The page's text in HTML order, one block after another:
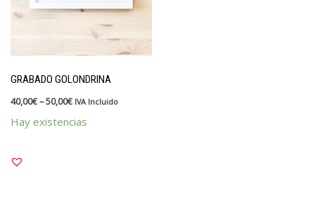
General
OUTLET
GRABADO GOLONDRINA
40,00€–50,00€ IVA Incluido
Hay existencias